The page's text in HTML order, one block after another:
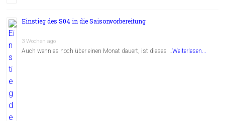
Einstieg des S04 in die Saisonvorbereitung
3 Wochen ago
Auch wenn es noch über einen Monat dauert, ist dieses …Weiterlesen...